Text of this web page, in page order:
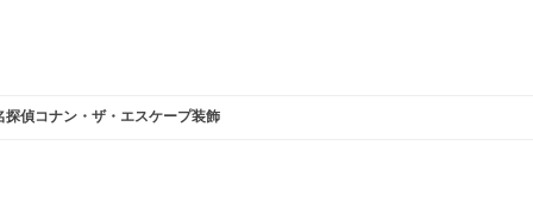
探偵コナン・ザ・エスケープ装飾